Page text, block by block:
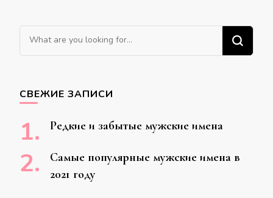
Ищите
что-
СВЕЖИЕ ЗАПИСИ
Редкие и забытые мужские имена
Самые популярные мужские имена в
2021 году